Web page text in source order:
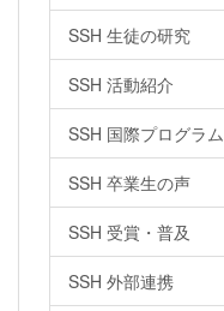
SSH 生徒の研究
SSH 活動紹介
SSH 国際プログラム
SSH 卒業生の声
SSH 受賞・普及
SSH 外部連携